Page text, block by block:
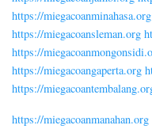
https://miegacoanminahasa.org
https://miegacoansleman.org
https://
https://miegacoangaperta.org
https://
https://miegacoanmanahan.org